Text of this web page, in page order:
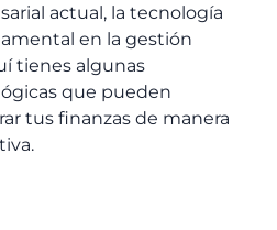
actual, la tecnología
en la gestión
tienes algunas
que pueden
tus finanzas de manera